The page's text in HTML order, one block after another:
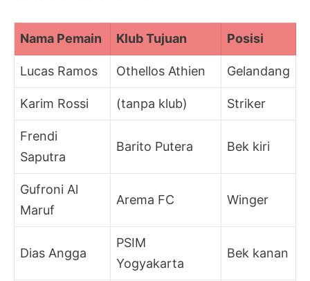
Nama Pemain Klub Tujuan Posisi
Lucas Ramos Othellos Athien Gelandang
Karim Rossi (tanpa klub) Striker
Frendi
Saputra
Barito Putera Bek kiri
Gufroni Al
Maruf
Arema FC Winger
Dias Angga
PSIM
Yogyakarta
Bek kanan